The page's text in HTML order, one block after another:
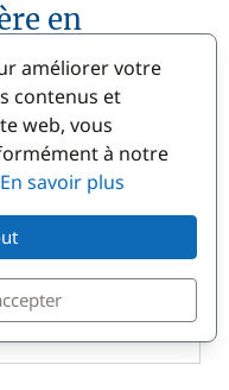
en
Privatisation
bateau (type
Lagoon) :
8 000 €/bateau
améliorer votre
contenus et
web, vous
à notre
En savoir plus